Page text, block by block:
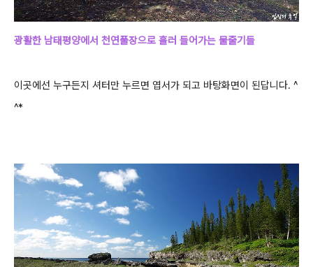
광활한 남태평양에서 천연풀장으로 흘러 들어가는 물줄기들
이곳에선 누구든지 셔터만 누르면 엽서가 되고 바탕화면이 된답니다. ^
^*